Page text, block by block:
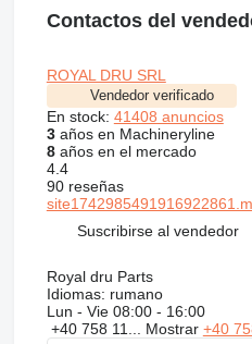
Contactos del
ROYAL DRU SRL
Vendedor verificado
En stock: 41408 anuncios
3años en Machineryline
8años en el mercado
4.4
90 reseñas
Suscribirse al vendedor
Royal dru Parts
Idiomas: rumano
Lun - Vie 08:00 - 16:00
+40 758 11... Mostrar +40